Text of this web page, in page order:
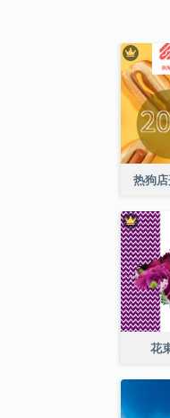
热狗
花